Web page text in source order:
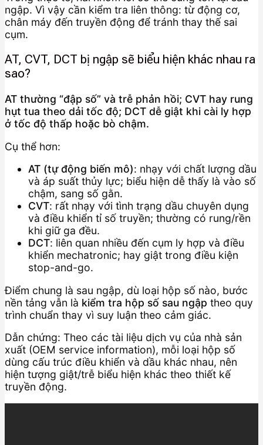
ngập. Vì vậy cần kiểm tra liên thông: từ động cơ,
chân máy đến truyền động để tránh thay thế sai
cụm.
AT, CVT, DCT bị ngập sẽ biểu hiện khác nhau ra
sao?
AT thường “đập số” và trễ phản hồi; CVT hay rung
hụt tua theo dải tốc độ; DCT dễ giật khi cài ly hợp
ở tốc độ thấp hoặc bò chậm.
Cụ thể hơn:
AT (tự động biến mô): nhạy với chất lượng dầu
và áp suất thủy lực; biểu hiện dễ thấy là vào số
chậm, sang số gằn.
CVT: rất nhạy với tình trạng dầu chuyên dụng
và điều khiển tỉ số truyền; thường có rung/rền
khi giữ ga đều.
DCT: liên quan nhiều đến cụm ly hợp và điều
khiển mechatronic; hay giật trong điều kiện
stop-and-go.
Điểm chung là sau ngập, dù loại hộp số nào, bước
nền tảng vẫn là kiểm tra hộp số sau ngập theo quy
trình chuẩn thay vì suy luận theo cảm giác.
Dẫn chứng: Theo các tài liệu dịch vụ của nhà sản
xuất (OEM service information), mỗi loại hộp số
dùng cấu trúc điều khiển và dầu khác nhau, nên
hiện tượng giật/trễ biểu hiện khác theo thiết kế
truyền động.